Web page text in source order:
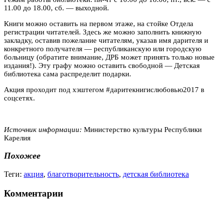
11.00 до 18.00, сб. — выходной.
Книги можно оставить на первом этаже, на стойке Отдела
регистрации читателей. Здесь же можно заполнить книжную
закладку, оставив пожелание читателям, указав имя дарителя и
конкретного получателя — республиканскую или городскую
больницу (обратите внимание, ДРБ может принять только новые
издания!). Эту графу можно оставить свободной — Детская
библиотека сама распределит подарки.
Акция проходит под хэштегом #даритекнигислюбовью2017 в
соцсетях.
Источник информации: Министерство культуры Республики
Карелия
Похожее
Теги: акция, благотворительность, детская библиотека
Комментарии